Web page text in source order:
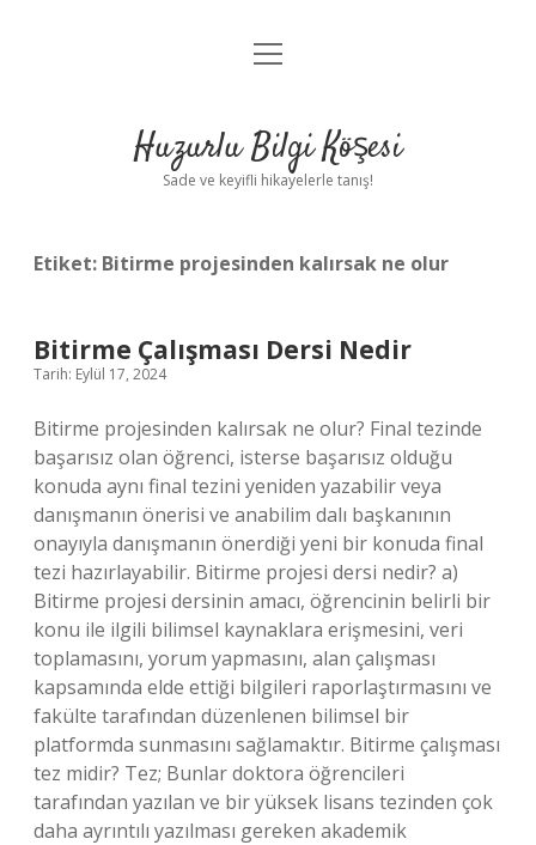
Anasayfa
Yasal Uyarı
menüyü
Huzurlu Bilgi Köşesi
Sade ve keyifli hikayelerle tanış!
Etiket: Bitirme projesinden kalırsak ne olur
Bitirme Çalışması Dersi Nedir
Tarih: Eylül 17, 2024
Bitirme projesinden kalırsak ne olur? Final tezinde
başarısız olan öğrenci, isterse başarısız olduğu
konuda aynı final tezini yeniden yazabilir veya
danışmanın önerisi ve anabilim dalı başkanının
onayıyla danışmanın önerdiği yeni bir konuda final
tezi hazırlayabilir. Bitirme projesi dersi nedir? a)
Bitirme projesi dersinin amacı, öğrencinin belirli bir
konu ile ilgili bilimsel kaynaklara erişmesini, veri
toplamasını, yorum yapmasını, alan çalışması
kapsamında elde ettiği bilgileri raporlaştırmasını ve
fakülte tarafından düzenlenen bilimsel bir
platformda sunmasını sağlamaktır. Bitirme çalışması
tez midir? Tez; Bunlar doktora öğrencileri
tarafından yazılan ve bir yüksek lisans tezinden çok
daha ayrıntılı yazılması gereken akademik